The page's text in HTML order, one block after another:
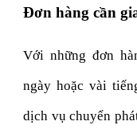
Đơn hàng cần
Với những đơn
ngày hoặc vài
dịch vụ chuyển